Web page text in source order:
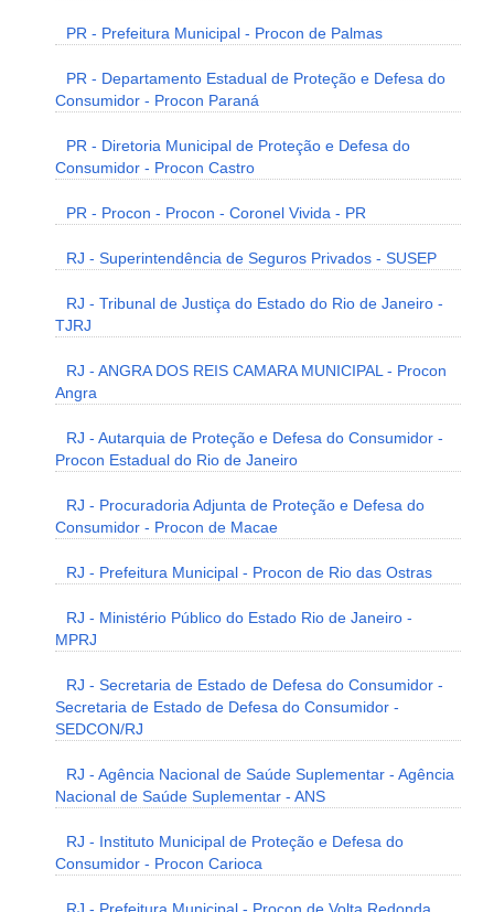
PR - Prefeitura Municipal - Procon de Palmas
PR - Departamento Estadual de Proteção e Defesa do
Consumidor - Procon Paraná
PR - Diretoria Municipal de Proteção e Defesa do
Consumidor - Procon Castro
PR - Procon - Procon - Coronel Vivida - PR
RJ - Superintendência de Seguros Privados - SUSEP
RJ - Tribunal de Justiça do Estado do Rio de Janeiro -
TJRJ
RJ - ANGRA DOS REIS CAMARA MUNICIPAL - Procon
Angra
RJ - Autarquia de Proteção e Defesa do Consumidor -
Procon Estadual do Rio de Janeiro
RJ - Procuradoria Adjunta de Proteção e Defesa do
Consumidor - Procon de Macae
RJ - Prefeitura Municipal - Procon de Rio das Ostras
RJ - Ministério Público do Estado Rio de Janeiro -
MPRJ
RJ - Secretaria de Estado de Defesa do Consumidor -
Secretaria de Estado de Defesa do Consumidor -
SEDCON/RJ
RJ - Agência Nacional de Saúde Suplementar - Agência
Nacional de Saúde Suplementar - ANS
RJ - Instituto Municipal de Proteção e Defesa do
Consumidor - Procon Carioca